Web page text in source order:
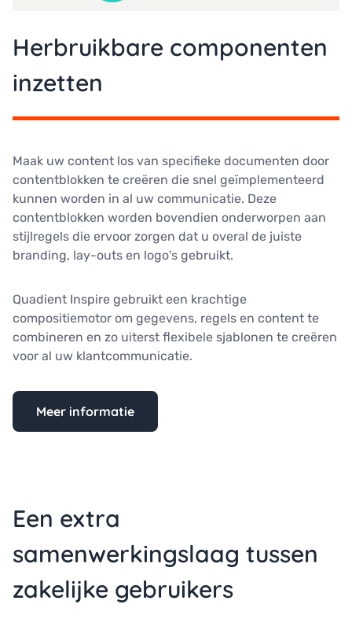
Herbruikbare componenten
inzetten
Maak uw content los van specifieke documenten door
contentblokken te creëren die snel geïmplementeerd
kunnen worden in al uw communicatie. Deze
contentblokken worden bovendien onderworpen aan
stijlregels die ervoor zorgen dat u overal de juiste
branding, lay-outs en logo's gebruikt.
Quadient Inspire gebruikt een krachtige
compositiemotor om gegevens, regels en content te
combineren en zo uiterst flexibele sjablonen te creëren
voor al uw klantcommunicatie.
Meer informatie
Een extra
samenwerkingslaag tussen
zakelijke gebruikers